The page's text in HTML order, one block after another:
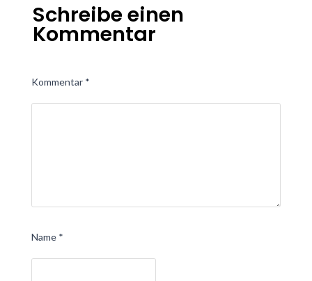
Schreibe einen
Kommentar
Kommentar *
Name *